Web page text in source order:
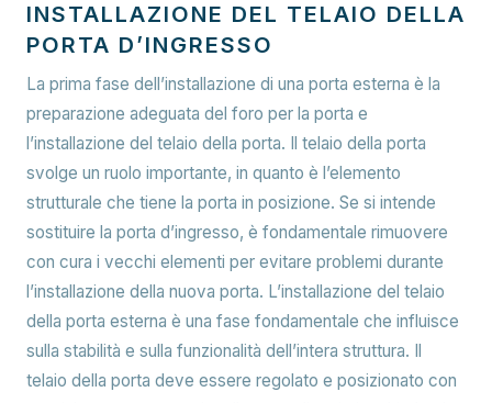
INSTALLAZIONE DEL TELAIO DELLA
PORTA D’INGRESSO
La prima fase dell’installazione di una porta esterna è la
preparazione adeguata del foro per la porta e
l’installazione del telaio della porta. Il telaio della porta
svolge un ruolo importante, in quanto è l’elemento
strutturale che tiene la porta in posizione. Se si intende
sostituire la porta d’ingresso, è fondamentale rimuovere
con cura i vecchi elementi per evitare problemi durante
l’installazione della nuova porta. L’installazione del telaio
della porta esterna è una fase fondamentale che influisce
sulla stabilità e sulla funzionalità dell’intera struttura. Il
telaio della porta deve essere regolato e posizionato con